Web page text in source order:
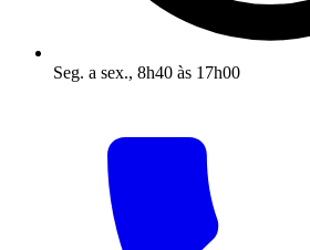
Seg. a sex., 8h40 às 17h00